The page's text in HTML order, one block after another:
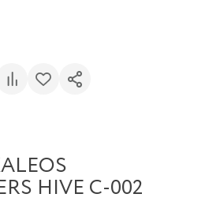
HIVE C-002